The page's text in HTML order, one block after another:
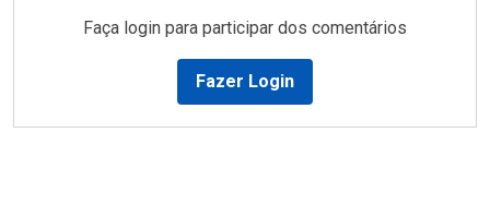
Faça login para participar dos comentários
Fazer Login